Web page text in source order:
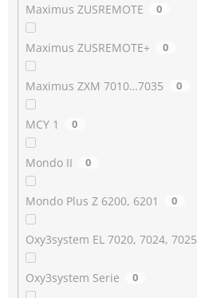
Maximus ZUSREMOTE 0
Maximus ZUSREMOTE+ 0
Maximus ZXM 7010…7035 0
MCY 1 0
Mondo II 0
Mondo Plus Z 6200, 6201 0
Oxy3system EL 7020, 7024, 7025
Oxy3system Serie 0